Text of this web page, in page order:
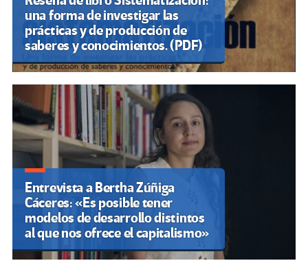
una forma de investigar las
prácticas y de producción de
saberes y conocimientos. (PDF)
Entrevista a Bertha Zúñiga
Cáceres: «Es posible tener
modelos de desarrollo distintos
al que nos ofrece el capitalismo»